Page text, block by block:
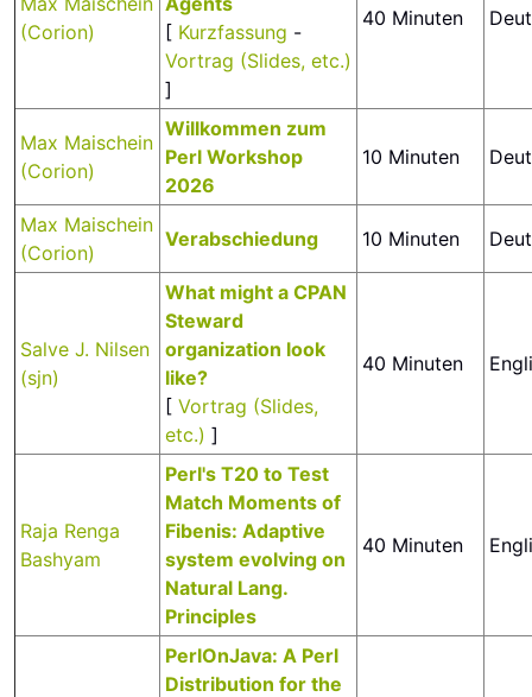
(‎Corion‎)
[ Kurzfassung -
Vortrag (Slides, etc.)
]
40 Minuten
Max Maischein
(‎Corion‎)
‎Willkommen zum
Perl Workshop
2026‎
10 Minuten
Max Maischein
(‎Corion‎)
‎Verabschiedung‎ 10 Minuten
Salve J. Nilsen
(‎sjn‎)
‎What might a CPAN
Steward
organization look
like?‎
[ Vortrag (Slides,
etc.) ]
40 Minuten
Raja Renga
Bashyam
‎Perl's T20 to Test
Match Moments of
Fibenis: Adaptive
system evolving on
Natural Lang.
Principles‎
40 Minuten
‎PerlOnJava: A Perl
Distribution for the